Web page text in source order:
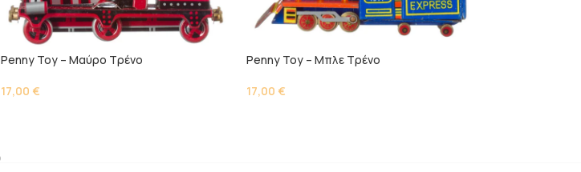
Penny Toy – Μαύρο Τρένο
17,00 €
Penny Toy – Μπλε Τρένο
17,00 €